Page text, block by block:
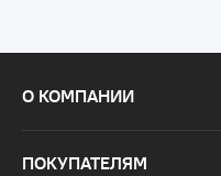
О КОМПАНИИ
ПОКУПАТЕЛЯМ